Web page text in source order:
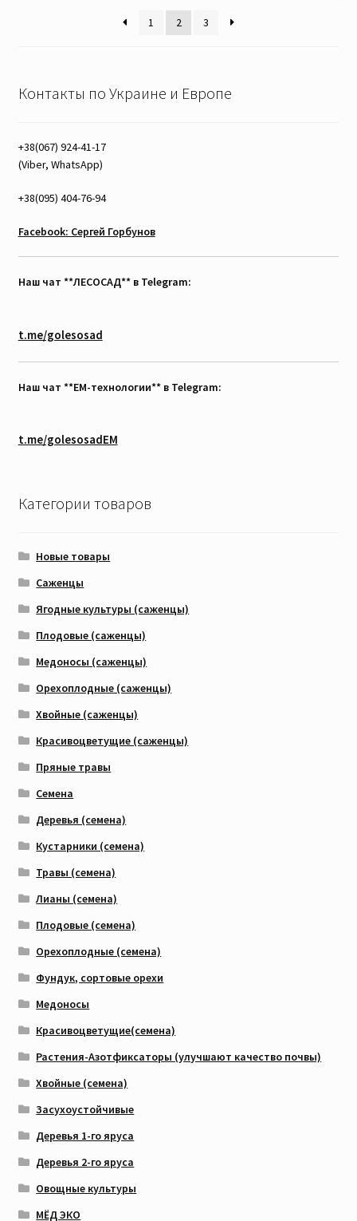
1 2 3
Контакты по Украине и Европе
+38(067) 924-41-17
(Viber, WhatsApp)
+38(095) 404-76-94
Facebook: Сергей Горбунов
Наш чат **ЛЕСОСАД** в Telegram:
t.me/golesosad
Наш чат **EM-технологии** в Telegram:
t.me/golesosadEM
Категории товаров
Новые товары
Саженцы
Ягодные культуры (саженцы)
Плодовые (саженцы)
Медоносы (саженцы)
Орехоплодные (саженцы)
Хвойные (саженцы)
Красивоцветущие (саженцы)
Пряные травы
Семена
Деревья (семена)
Кустарники (семена)
Травы (семена)
Лианы (семена)
Плодовые (семена)
Орехоплодные (семена)
Фундук, сортовые орехи
Медоносы
Красивоцветущие(семена)
Растения-Азотфиксаторы (улучшают качество почвы)
Хвойные (семена)
Засухоустойчивые
Деревья 1-го яруса
Деревья 2-го яруса
Овощные культуры
МЁД ЭКО